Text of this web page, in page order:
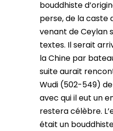
bouddhiste
perse, de la caste
venant de Ceylan
textes. Il serait
la Chine par
suite aurait
Wudi (502-549)
avec qui il eut un
restera célèbre.
était un